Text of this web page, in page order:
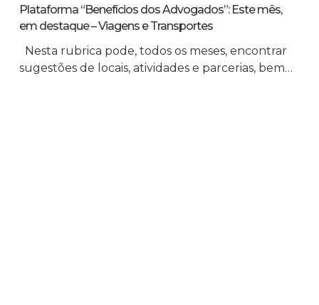
Plataforma “Benefícios dos Advogados”: Este mês,
em destaque – Viagens e Transportes
Nesta rubrica pode, todos os meses, encontrar
sugestões de locais, atividades e parcerias, bem…